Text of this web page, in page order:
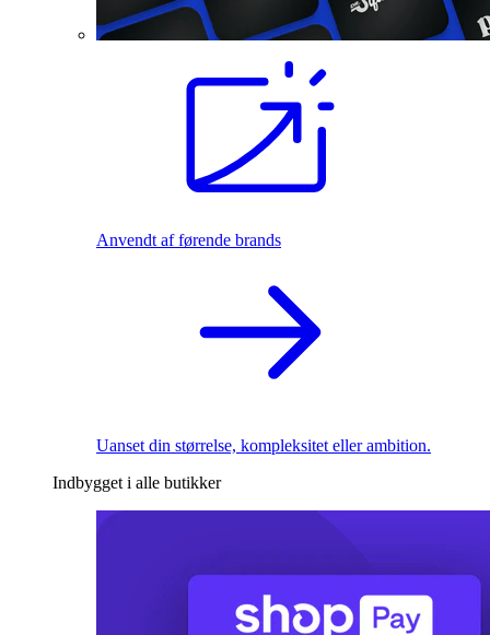
Anvendt af førende brands
Uanset din størrelse, kompleksitet eller ambition.
Indbygget i alle butikker